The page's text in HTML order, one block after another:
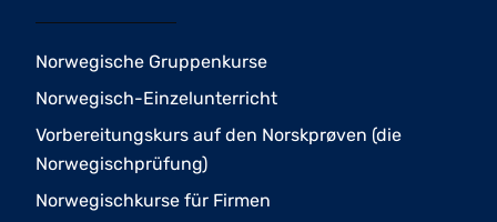
o
o
g
r
a
m
e
Norwegische Gruppenkurse
Norwegisch-Einzelunterricht
Vorbereitungskurs auf den Norskprøven (die
Norwegischprüfung)
Norwegischkurse für Firmen